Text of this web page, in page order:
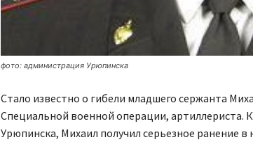
фото: администрация Урюпинска
Стало известно о гибели младшего сержанта
Специальной военной операции, артиллериста.
Урюпинска, Михаил получил серьезное ранение в